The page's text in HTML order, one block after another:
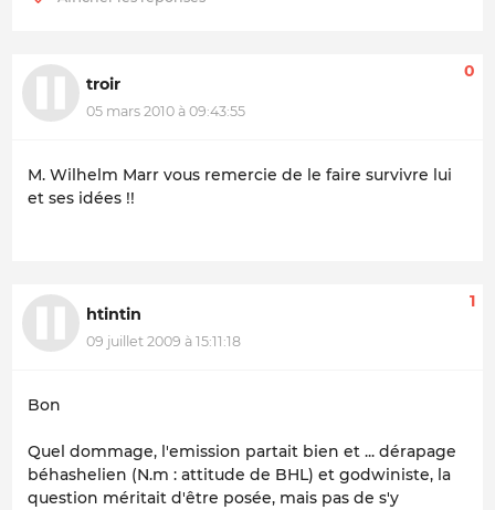
troir
05 mars 2010 à 09:43:55
0
M. Wilhelm Marr vous remercie de le faire survivre lui
et ses idées !!
htintin
09 juillet 2009 à 15:11:18
1
Bon
Quel dommage, l'emission partait bien et ... dérapage
béhashelien (N.m : attitude de BHL) et godwiniste, la
question méritait d'être posée, mais pas de s'y